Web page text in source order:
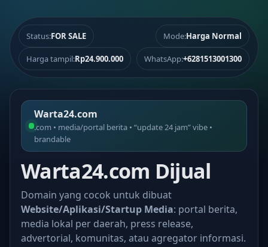
Status:FOR SALE Mode:Harga Normal
Harga tampil:Rp24.900.000 WhatsApp:+6281513001300
Warta24.com
.com • media/portal berita • “update 24 jam” vibe •
brandable
Warta24.com Dijual
Domain yang cocok untuk dibuat
Website/Aplikasi/Startup Media: portal berita,
media lokal per daerah, press release,
advertorial, komunitas, atau agregator informasi.